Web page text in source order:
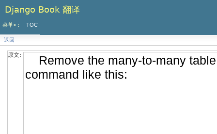
Django Book 翻译
菜单>： TOC
返回
原文: